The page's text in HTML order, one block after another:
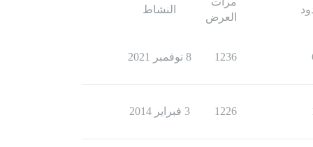
العرض
النشاط
1236 8 نوفمبر 2021
1226 3 فبراير 2014